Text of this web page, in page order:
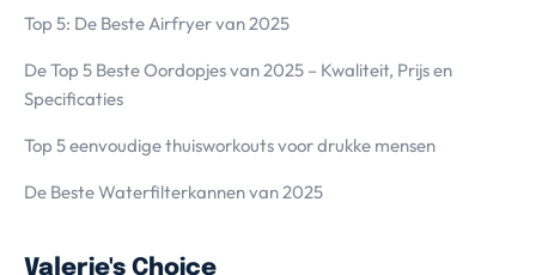
Top 5: De Beste Airfryer van 2025
De Top 5 Beste Oordopjes van 2025 – Kwaliteit, Prijs en
Specificaties
Top 5 eenvoudige thuisworkouts voor drukke mensen
De Beste Waterfilterkannen van 2025
Valerie's Choice